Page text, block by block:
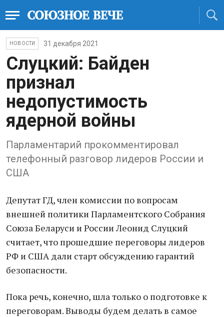
НОВОСТИ 31 декабря 2021
Слуцкий: Байден
признал
недопустимость
ядерной войны
Парламентарий прокомментировал
телефонный разговор лидеров России и
США
Депутат ГД, член комиссии по вопросам
внешней политики Парламентского Собрания
Союза Беларуси и России Леонид Слуцкий
считает, что прошедшие переговоры лидеров
РФ и США дали старт обсуждению гарантий
безопасности.
Пока речь, конечно, шла только о подготовке к
переговорам. Выводы будем делать в самое